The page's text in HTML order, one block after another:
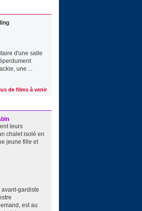
d'une salle
une ...
de films à venir
leurs
chalet isolé en
jeune fille et
avant-gardiste
est au